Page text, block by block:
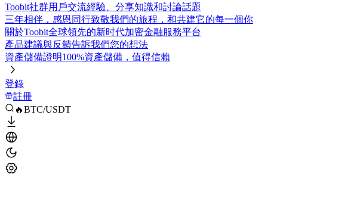
Toobit社群用戶交流經驗、分享知識和討論話題
三年相伴，感恩同行致敬我們的旅程，和共建它的每一個你
關於Toobit全球領先的新时代加密金融服務平台
產品建議與反饋告訴我們您的想法
資產儲備證明100%資產儲備，值得信賴
登錄
註冊
🔥BTC/USDT